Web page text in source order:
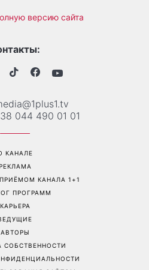
версию сайта
044 490 01 01
КАНАЛЕ
КАНАЛА 1+1
ПРОГРАММ
КАРЬЕРА
АВТОРЫ
СОБСТВЕННОСТИ